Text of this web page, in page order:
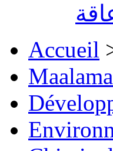
Accueil